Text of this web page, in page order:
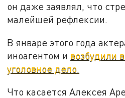
он даже заявлял, что
малейшей рефлексии.
В январе этого года
иноагентом и возбудили
уголовное дело.
Что касается Алексея